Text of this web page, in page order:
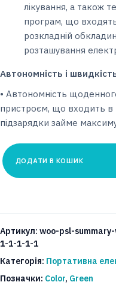
лікування, а також
програм, що
розкладній
розташування
Автономність і
• Автономність
пристроєм, що входить
підзарядки займе
Електро-
Rehab
ДОДАТИ В КОШИК
Артикул: woo-psl-
1-1-1-1-1
Категорія: Портативна
Позначки: Color, Green